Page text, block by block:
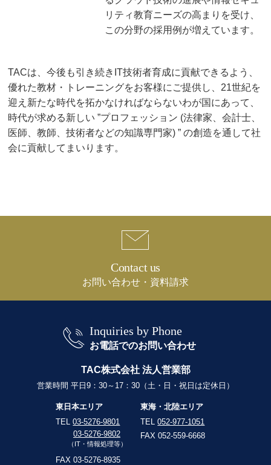
リティ教育ニーズの高まりを受け、
この分野の採用例が増えています。
TACは、今後も引き続きIT技術者育成に貢献できるよう、
優れた教材・トレーニングをお客様にご提供し、21世紀を
迎え新たな時代を拓かなければならないわが国にあって、
時代が求める新しい ”プロフェッション (法律家、会計士、
医師、教師、技術者などの知識専門家) ” の創造を通して社
会に貢献してまいります。
Contact us
お問い合わせ・資料請求
Inquiries by Phone
お電話でのお問い合わせ
TAC株式会社 法人営業部
営業時間 平日9：30～17：30（土・日・祝日は定休日）
東日本エリア
TEL03-5276-9801
03-5276-9802
（IT・情報処理等）
FAX 03-5276-8935
東海・北陸エリア
TEL052-977-1051
FAX 052-559-6668